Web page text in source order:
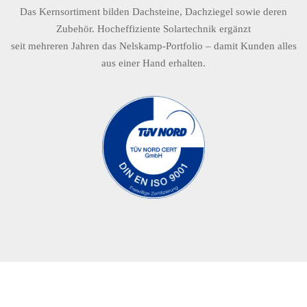
Das Kernsortiment bilden Dachsteine, Dachziegel sowie deren
Zubehör. Hocheffiziente Solartechnik ergänzt
seit mehreren Jahren das Nelskamp-Portfolio – damit Kunden alles
aus einer Hand erhalten.